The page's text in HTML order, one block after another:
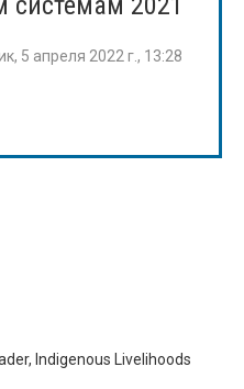
5 апреля 2022 г., 13:28
Indigenous Livelihoods